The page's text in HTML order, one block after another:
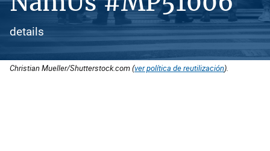
details
Christian Mueller/Shutterstock.com (ver política de reutilización).